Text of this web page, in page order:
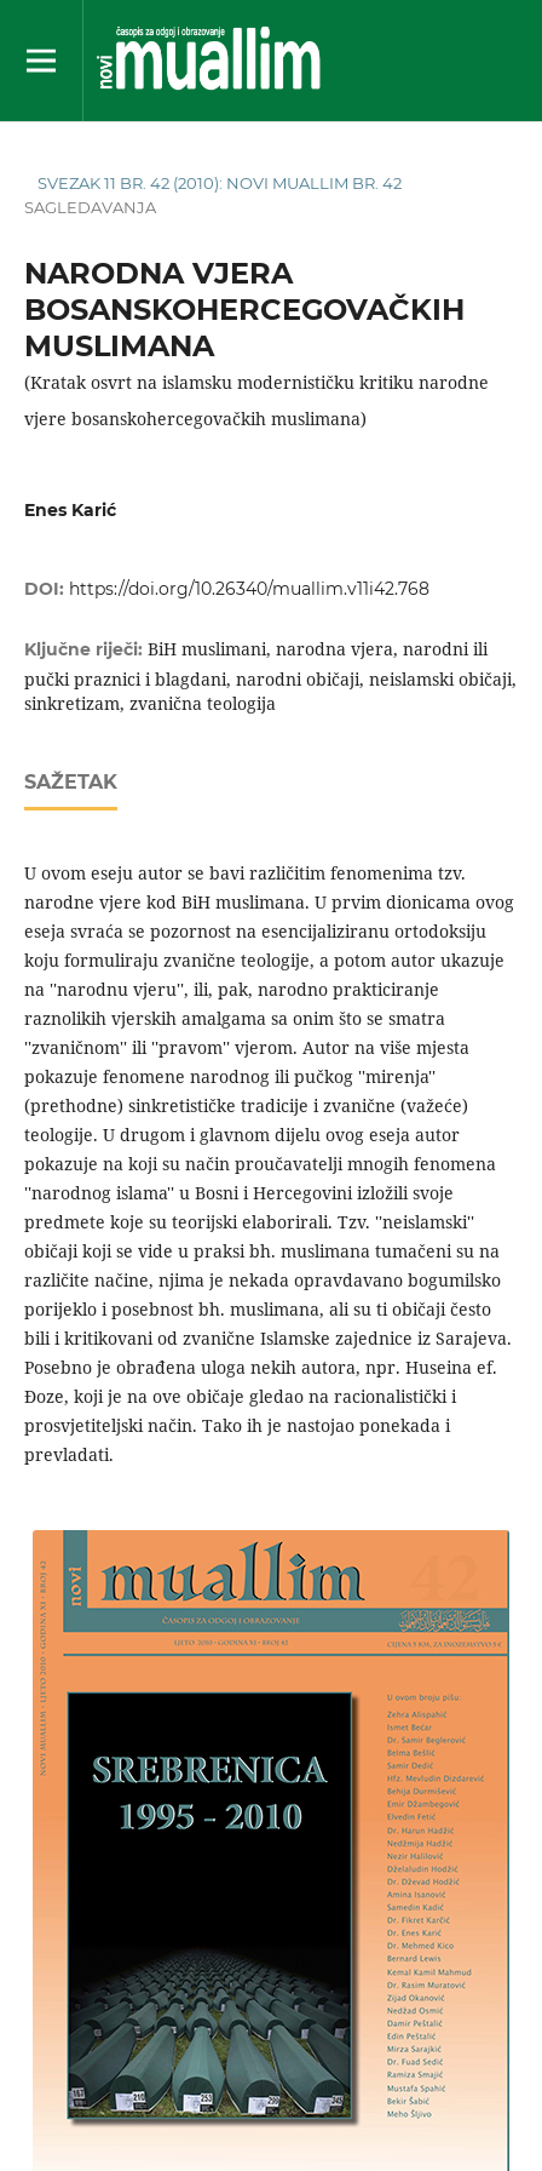
SVEZAK 11 BR. 42 (2010): NOVI MUALLIM BR. 42
SAGLEDAVANJA
NARODNA VJERA
BOSANSKOHERCEGOVAČKIH
MUSLIMANA
(Kratak osvrt na islamsku modernističku kritiku narodne
vjere bosanskohercegovačkih muslimana)
Enes Karić
DOI: https://doi.org/10.26340/muallim.v11i42.768
Ključne riječi: BiH muslimani, narodna vjera, narodni ili
pučki praznici i blagdani, narodni običaji, neislamski običaji,
sinkretizam, zvanična teologija
SAŽETAK
U ovom eseju autor se bavi različitim fenomenima tzv.
narodne vjere kod BiH muslimana. U prvim dionicama ovog
eseja svraća se pozornost na esencijaliziranu ortodoksiju
koju formuliraju zvanične teologije, a potom autor ukazuje
na ''narodnu vjeru'', ili, pak, narodno prakticiranje
raznolikih vjerskih amalgama sa onim što se smatra
''zvaničnom'' ili ''pravom'' vjerom. Autor na više mjesta
pokazuje fenomene narodnog ili pučkog ''mirenja''
(prethodne) sinkretističke tradicije i zvanične (važeće)
teologije. U drugom i glavnom dijelu ovog eseja autor
pokazuje na koji su način proučavatelji mnogih fenomena
''narodnog islama'' u Bosni i Hercegovini izložili svoje
predmete koje su teorijski elaborirali. Tzv. ''neislamski''
običaji koji se vide u praksi bh. muslimana tumačeni su na
različite načine, njima je nekada opravdavano bogumilsko
porijeklo i posebnost bh. muslimana, ali su ti običaji često
bili i kritikovani od zvanične Islamske zajednice iz Sarajeva.
Posebno je obrađena uloga nekih autora, npr. Huseina ef.
Đoze, koji je na ove običaje gledao na racionalistički i
prosvjetiteljski način. Tako ih je nastojao ponekada i
prevladati.